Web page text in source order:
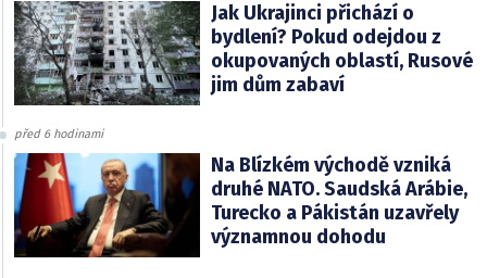
Jak Ukrajinci přichází o
bydlení? Pokud odejdou z
okupovaných oblastí, Rusové
jim dům zabaví
před 6 hodinami
Na Blízkém východě vzniká
druhé NATO. Saudská Arábie,
Turecko a Pákistán uzavřely
významnou dohodu